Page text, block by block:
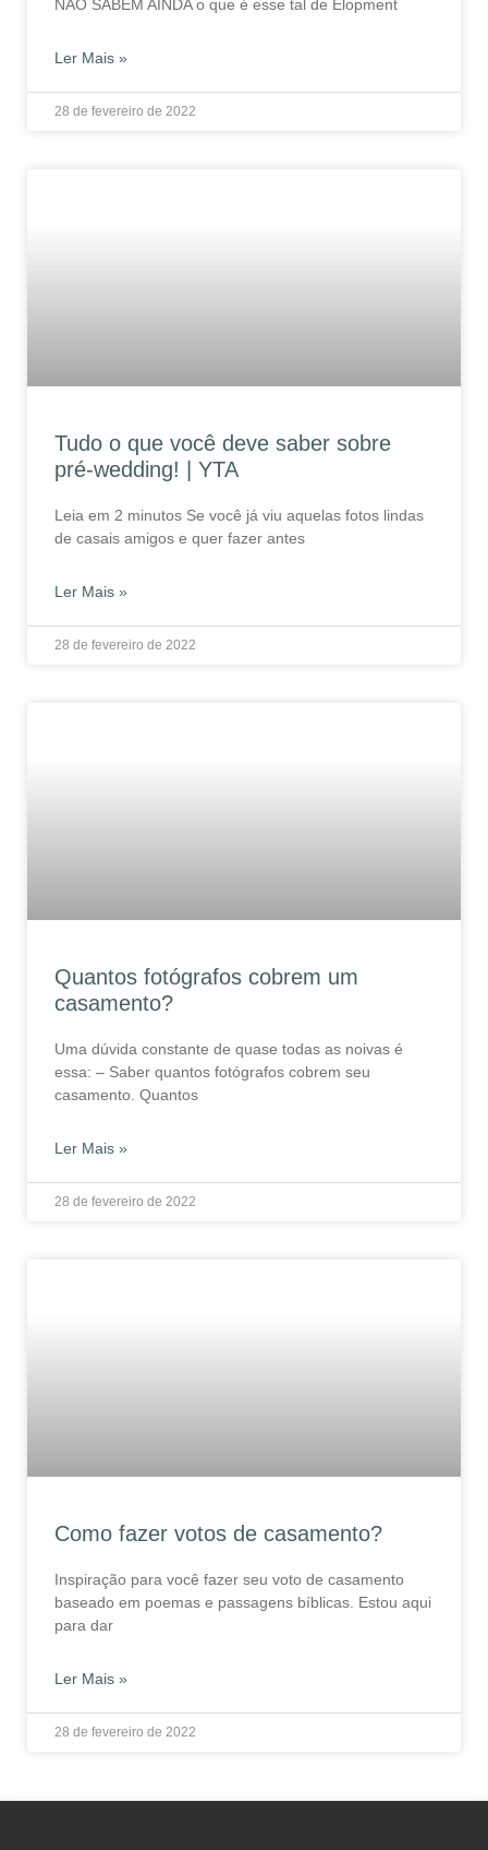
NÃO SABEM AINDA o que é esse tal de Elopment
Ler Mais »
28 de fevereiro de 2022
Tudo o que você deve saber sobre
pré-wedding! | YTA
Leia em 2 minutos Se você já viu aquelas fotos lindas
de casais amigos e quer fazer antes
Ler Mais »
28 de fevereiro de 2022
Quantos fotógrafos cobrem um
casamento?
Uma dúvida constante de quase todas as noivas é
essa: – Saber quantos fotógrafos cobrem seu
casamento. Quantos
Ler Mais »
28 de fevereiro de 2022
Como fazer votos de casamento?
Inspiração para você fazer seu voto de casamento
baseado em poemas e passagens bíblicas. Estou aqui
para dar
Ler Mais »
28 de fevereiro de 2022